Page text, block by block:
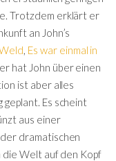
Trotzdem erklärt er
an John’s
Es war einmal in
hat John über einen
ist aber alles
Es scheint
aus einer
dramatischen
die Welt auf den Kopf